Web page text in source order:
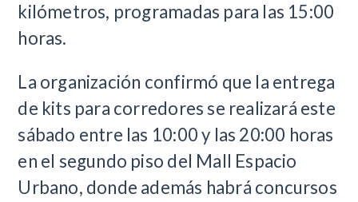
kilómetros, programadas para las 15:00
horas.
La organización confirmó que la entrega
de kits para corredores se realizará este
sábado entre las 10:00 y las 20:00 horas
en el segundo piso del Mall Espacio
Urbano, donde además habrá concursos